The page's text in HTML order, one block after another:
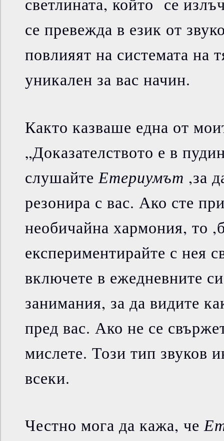
светлината, който се
се превежда в език от
повлияят на системата на
уникален за вас начин.
Както казваше една от
„Доказателството е в
слушайте Етериумът ,за
резонира с вас. Ако сте
необичайна хармония, то
експериментирайте с нея
включете в ежедневните
занимания, за да видите
пред вас. Ако не се
мислете. Този тип звуков
всеки.
Честно мога да кажа, че